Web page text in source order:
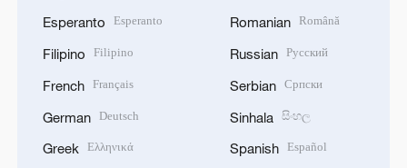
Esperanto Esperanto
Filipino Filipino
French Français
German Deutsch
Greek Ελληνικά
Romanian Română
Russian Русский
Serbian Српски
Sinhala සිංහල
Spanish Español